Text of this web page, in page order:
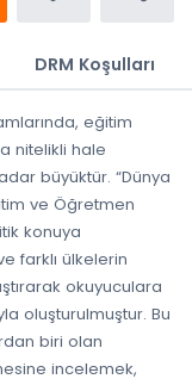
DRM Koşulları
eğitim
nitelikli hale
büyüktür. “Dünya
ve Öğretmen
konuya
farklı ülkelerin
okuyuculara
oluşturulmuştur. Bu
biri olan
incelemek,